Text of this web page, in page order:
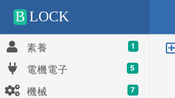
Positive SSL
B LOCK
素養 1
電機電子 5
機械 7